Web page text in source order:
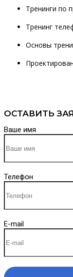
Тренинги по
Тренинг
Основы
ОСТАВИТЬ
Ваше имя
Телефон
E-mail